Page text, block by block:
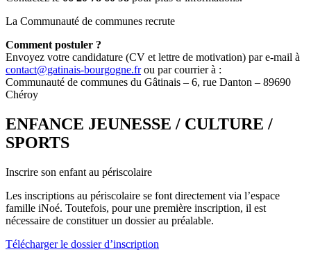
La Communauté de communes recrute
Comment postuler ?
Envoyez votre candidature (CV et lettre de motivation) par e-mail à
contact@gatinais-bourgogne.frou par courrier à :
Communauté de communes du Gâtinais – 6, rue Danton – 89690
Chéroy
ENFANCE JEUNESSE / CULTURE /
SPORTS
Inscrire son enfant au périscolaire
Les inscriptions au périscolaire se font directement via l’espace
famille iNoé. Toutefois, pour une première inscription, il est
nécessaire de constituer un dossier au préalable.
Télécharger le dossier d’inscription